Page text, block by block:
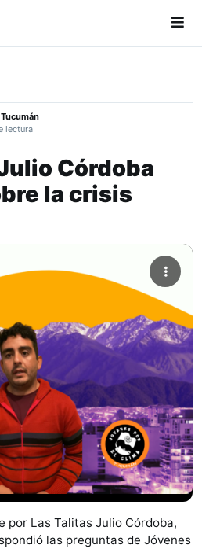
lectura
Córdoba
la crisis
por Las Talitas Julio Córdoba,
las preguntas de Jóvenes